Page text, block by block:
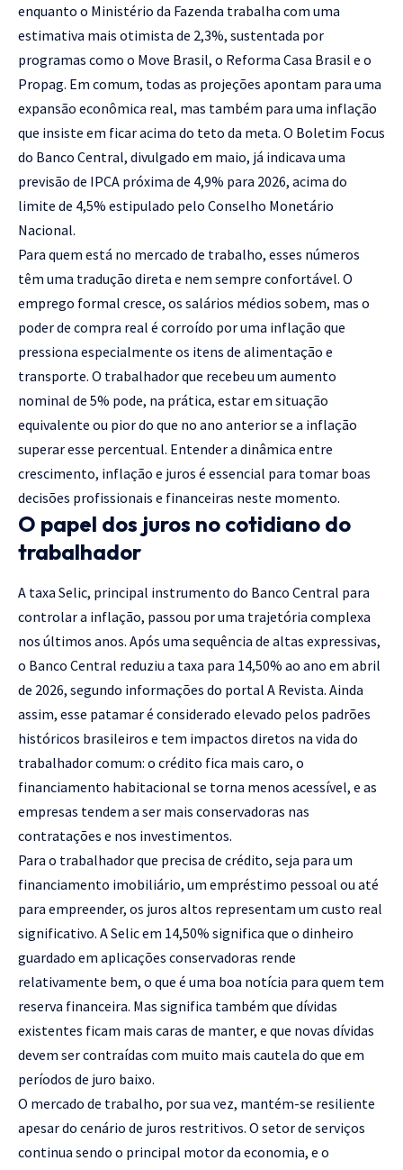
enquanto o Ministério da Fazenda trabalha com uma
estimativa mais otimista de 2,3%, sustentada por
programas como o Move Brasil, o Reforma Casa Brasil e o
Propag. Em comum, todas as projeções apontam para uma
expansão econômica real, mas também para uma inflação
que insiste em ficar acima do teto da meta. O Boletim Focus
do Banco Central, divulgado em maio, já indicava uma
previsão de IPCA próxima de 4,9% para 2026, acima do
limite de 4,5% estipulado pelo Conselho Monetário
Nacional.
Para quem está no mercado de trabalho, esses números
têm uma tradução direta e nem sempre confortável. O
emprego formal cresce, os salários médios sobem, mas o
poder de compra real é corroído por uma inflação que
pressiona especialmente os itens de alimentação e
transporte. O trabalhador que recebeu um aumento
nominal de 5% pode, na prática, estar em situação
equivalente ou pior do que no ano anterior se a inflação
superar esse percentual. Entender a dinâmica entre
crescimento, inflação e juros é essencial para tomar boas
decisões profissionais e financeiras neste momento.
O papel dos juros no cotidiano do
trabalhador
A taxa Selic, principal instrumento do Banco Central para
controlar a inflação, passou por uma trajetória complexa
nos últimos anos. Após uma sequência de altas expressivas,
o Banco Central reduziu a taxa para 14,50% ao ano em abril
de 2026, segundo informações do portal A Revista. Ainda
assim, esse patamar é considerado elevado pelos padrões
históricos brasileiros e tem impactos diretos na vida do
trabalhador comum: o crédito fica mais caro, o
financiamento habitacional se torna menos acessível, e as
empresas tendem a ser mais conservadoras nas
contratações e nos investimentos.
Para o trabalhador que precisa de crédito, seja para um
financiamento imobiliário, um empréstimo pessoal ou até
para empreender, os juros altos representam um custo real
significativo. A Selic em 14,50% significa que o dinheiro
guardado em aplicações conservadoras rende
relativamente bem, o que é uma boa notícia para quem tem
reserva financeira. Mas significa também que dívidas
existentes ficam mais caras de manter, e que novas dívidas
devem ser contraídas com muito mais cautela do que em
períodos de juro baixo.
O mercado de trabalho, por sua vez, mantém-se resiliente
apesar do cenário de juros restritivos. O setor de serviços
continua sendo o principal motor da economia, e o